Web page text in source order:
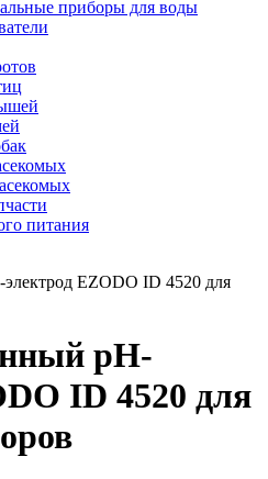
приборы для воды
питания
EZODO ID 4520 для
рН-
ID 4520 для